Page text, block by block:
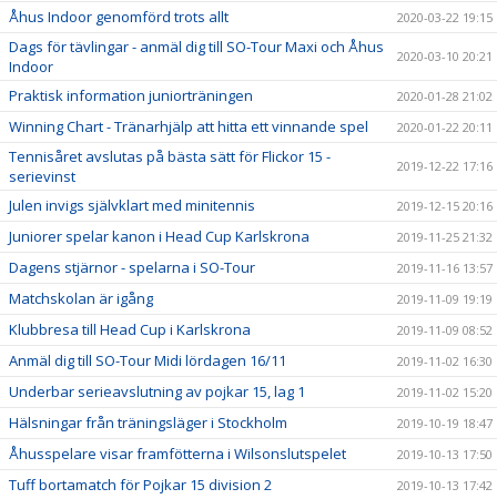
Åhus Indoor genomförd trots allt 2020-03-22 19:15
Dags för tävlingar - anmäl dig till SO-Tour Maxi och Åhus
Indoor
2020-03-10 20:21
Praktisk information juniorträningen 2020-01-28 21:02
Winning Chart - Tränarhjälp att hitta ett vinnande spel 2020-01-22 20:11
Tennisåret avslutas på bästa sätt för Flickor 15 -
serievinst
2019-12-22 17:16
Julen invigs självklart med minitennis 2019-12-15 20:16
Juniorer spelar kanon i Head Cup Karlskrona 2019-11-25 21:32
Dagens stjärnor - spelarna i SO-Tour 2019-11-16 13:57
Matchskolan är igång 2019-11-09 19:19
Klubbresa till Head Cup i Karlskrona 2019-11-09 08:52
Anmäl dig till SO-Tour Midi lördagen 16/11 2019-11-02 16:30
Underbar serieavslutning av pojkar 15, lag 1 2019-11-02 15:20
Hälsningar från träningsläger i Stockholm 2019-10-19 18:47
Åhusspelare visar framfötterna i Wilsonslutspelet 2019-10-13 17:50
Tuff bortamatch för Pojkar 15 division 2 2019-10-13 17:42